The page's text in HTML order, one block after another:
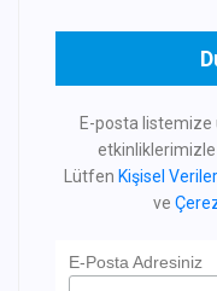
E-posta listemize
etkinliklerimizle
Lütfen Kişisel
ve
E-Posta Adresiniz